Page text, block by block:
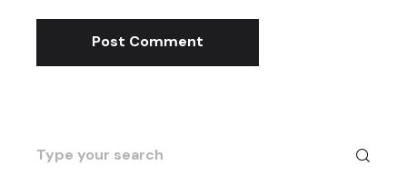
Post Comment
Search
for: